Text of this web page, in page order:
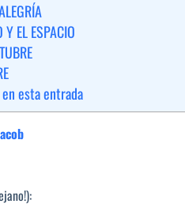
EL ESPACIO
esta entrada